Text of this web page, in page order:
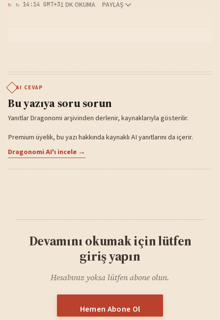
↻ 14:14 GMT+31 DK OKUMA PAYLAŞ
AI CEVAP
Bu yazıya soru sorun
Yanıtlar Dragonomi arşivinden derlenir, kaynaklarıyla gösterilir.
Premium üyelik, bu yazı hakkında kaynaklı AI yanıtlarını da içerir.
Dragonomi AI'ı incele →
Devamını okumak için lütfen
giriş yapın
Hesabınız yoksa lütfen abone olun.
Hemen Abone Ol